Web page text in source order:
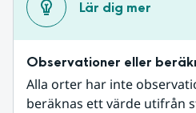
Lär dig mer
Observationer eller
Alla orter har inte
beräknas ett värde utifrån